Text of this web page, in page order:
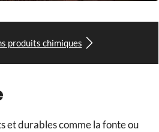
produits chimiques
et durables comme la fonte ou